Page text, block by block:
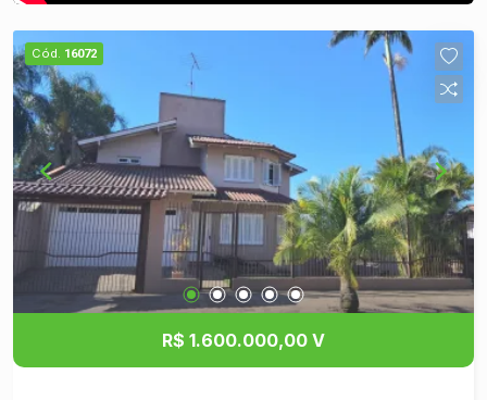
Cód. 16072
R$ 1.600.000,00 V